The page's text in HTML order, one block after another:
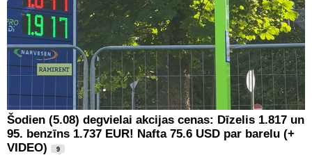
Šodien (5.08) degvielai akcijas cenas: Dīzelis 1.817 un
95. benzīns 1.737 EUR! Nafta 75.6 USD par barelu (+
VIDEO)
9